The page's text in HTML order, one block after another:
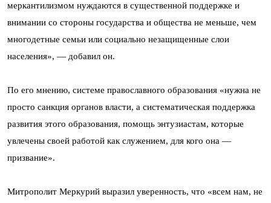
меркантилизмом нуждаются в существенной поддержке и
внимании со стороны государства и общества не меньше, чем
многодетные семьи или социально незащищенные слои
населения», — добавил он.
По его мнению, системе православного образования «нужна не
просто санкция органов власти, а систематическая поддержка
развития этого образования, помощь энтузиастам, которые
увлечены своей работой как служением, для кого она —
призвание».
Митрополит Меркурий выразил уверенность, что «всем нам, не